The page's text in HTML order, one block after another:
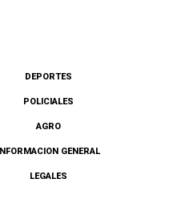
DEPORTES
POLICIALES
AGRO
INFORMACION GENERAL
LEGALES